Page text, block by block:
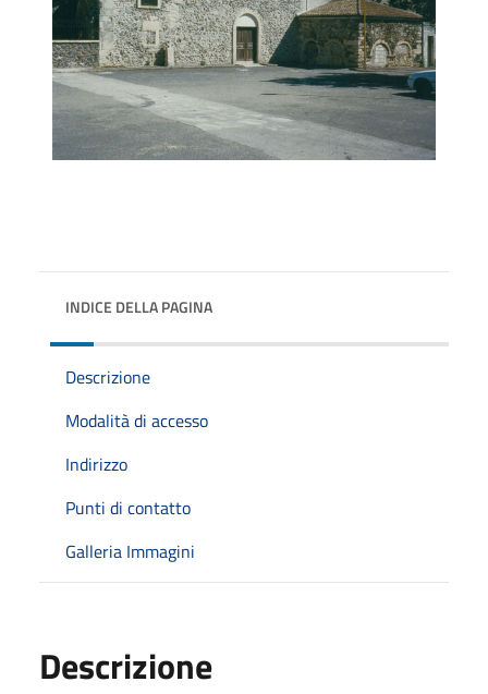
INDICE DELLA PAGINA
Descrizione
Modalità di accesso
Indirizzo
Punti di contatto
Galleria Immagini
Descrizione